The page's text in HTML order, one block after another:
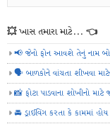
💥 ખાસ તમારા માટે... 👈
📢 જેનો ફોન આવશે તેનું નામ
🗣️ બાળકોને વાંચતા શીખવા
📸 ફોટા પાડવાના શોખીનો
🚘 ડ્રાઈવિંગ કરતા કે કામમાં